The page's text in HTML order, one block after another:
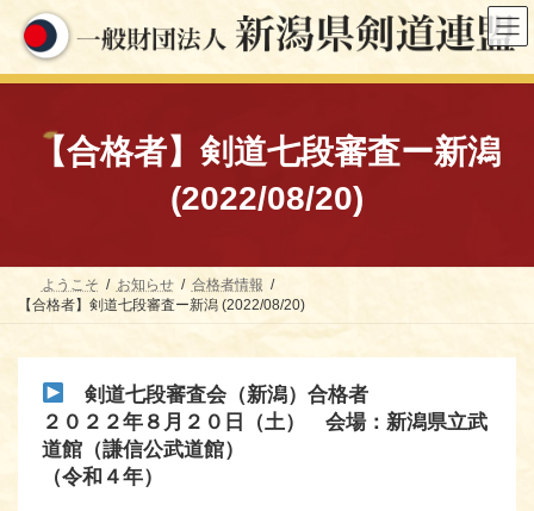
ン
ー
【合格者】剣道七段審査ー新潟
(2022/08/20)
ようこそ お知らせ
合格者情報
【合格者】剣道七段審査ー新潟 (2022/08/20)
剣道七段審査会（新潟）合格者
２０２２年８月２０日（土） 会場：新潟県立武
道館（謙信公武道館）
（令和４年）